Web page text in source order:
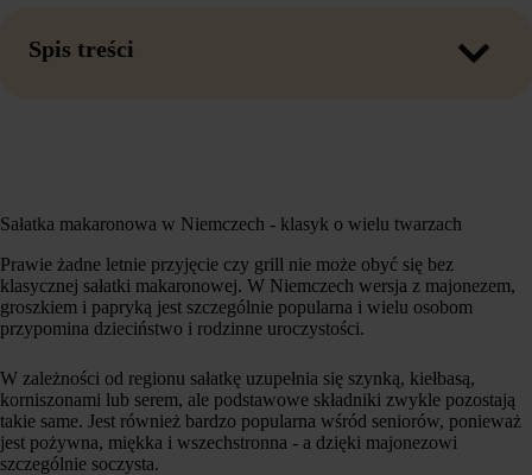
Spis treści
Sałatka makaronowa w Niemczech - klasyk o wielu twarzach
Prawie żadne letnie przyjęcie czy grill nie może obyć się bez
klasycznej sałatki makaronowej. W Niemczech wersja z majonezem,
groszkiem i papryką jest szczególnie popularna i wielu osobom
przypomina dzieciństwo i rodzinne uroczystości.
W zależności od regionu sałatkę uzupełnia się szynką, kiełbasą,
korniszonami lub serem, ale podstawowe składniki zwykle pozostają
takie same. Jest również bardzo popularna wśród seniorów, ponieważ
jest pożywna, miękka i wszechstronna - a dzięki majonezowi
szczególnie soczysta.